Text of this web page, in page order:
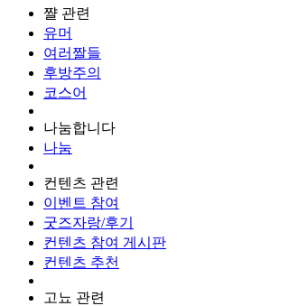
쨜 관련
유머
여러짤들
후방주의
코스어
나눔합니다
나눔
컨텐츠 관련
이벤트 참여
굿즈자랑/후기
컨텐츠 참여 게시판
컨텐츠 추천
고뇨 관련